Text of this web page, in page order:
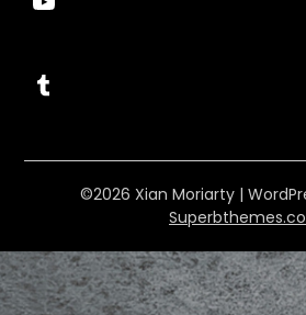
Tumblr
©2026 Xian Moriarty |